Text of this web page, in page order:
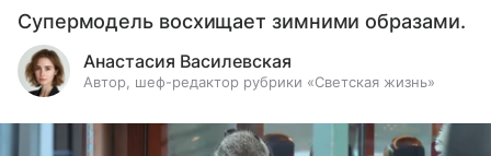
Супермодель восхищает зимними образами.
Анастасия Василевская
Автор, шеф-редактор рубрики «Светская жизнь»